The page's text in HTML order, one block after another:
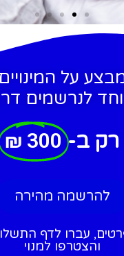
על המינויים
לנרשמים
רק ב- 300 ₪
להרשמה מהירה
עברו לדף
והצטרפו למנוי